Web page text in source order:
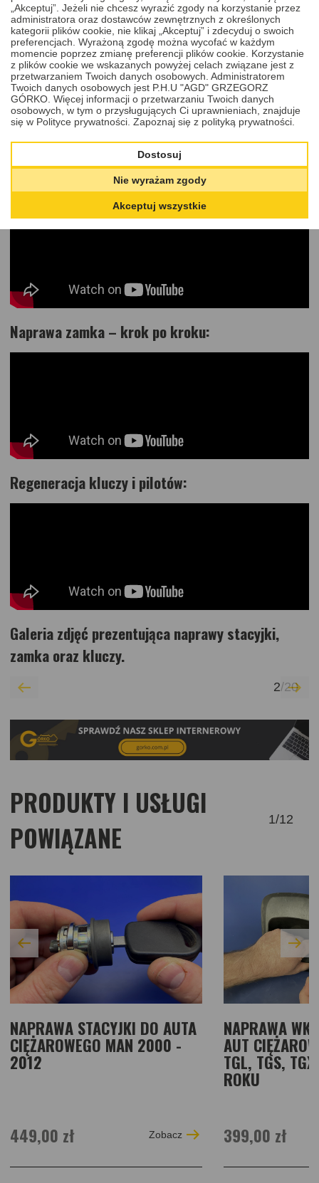
Ile trwa naprawa?Zwykle od 1 do 2 dni roboczych od
momentu otrzymania przesyłki.
Czy mam gwarancję?Tak – każda naprawa objęta jest
gwarancją serwisową.
Co jeśli komponentu nie da się
naprawić?Skontaktujemy się z Tobą – możliwe będzie
zamówienie nowego lub regenerowanego elementu.
Zobacz nas przy pracy? Obejrzyjfilmyoraz
Naprawa stacyjki – film instruktażow
Naprawa zamka – krok po kroku:
Regeneracja kluczy i pilotów:
Galeria zdjęć prezentująca naprawy stacyjki,
zamka oraz kluczy.
2/20
PRODUKTY I USŁUGI
POWIĄZANE
1/12
NAPRAWA STACYJKI DO AUTA
CIĘŻAROWEGO MAN 2000 -
2012
449,00 zł Zobacz
NAPRAWA
AUT
TGL, TGS,
ROKU
399,00 zł
„Akceptuj”. Jeżeli nie chcesz wyrazić zgody na korzystanie przez
administratora oraz dostawców zewnętrznych z określonych
kategorii plików cookie, nie klikaj „Akceptuj” i zdecyduj o swoich
preferencjach. Wyrażoną zgodę można wycofać w każdym
momencie poprzez zmianę preferencji plików cookie. Korzystanie
z plików cookie we wskazanych powyżej celach związane jest z
przetwarzaniem Twoich danych osobowych. Administratorem
Twoich danych osobowych jest P.H.U "AGD" GRZEGORZ
GÓRKO. Więcej informacji o przetwarzaniu Twoich danych
osobowych, w tym o przysługujących Ci uprawnieniach, znajduje
się w Polityce prywatności. Zapoznaj się z polityką prywatności.
Dostosuj
Nie wyrażam zgody
Akceptuj wszystkie